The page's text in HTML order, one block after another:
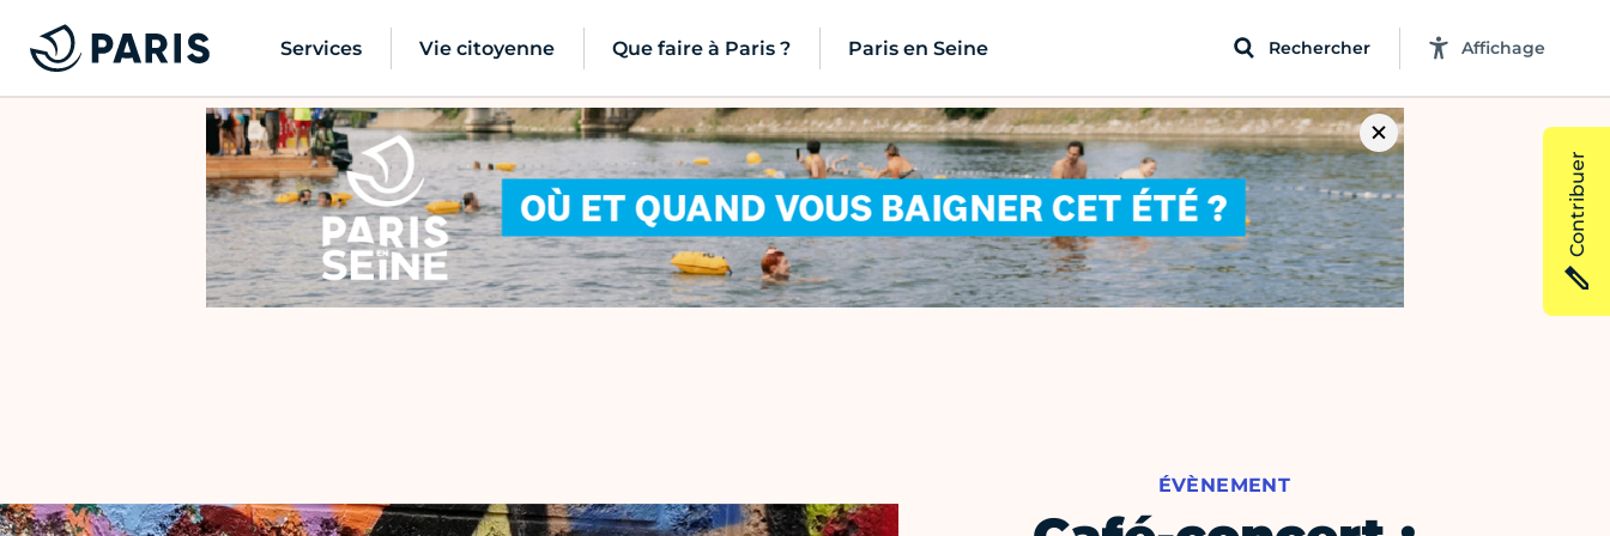
Services Vie citoyenne Que faire à Paris ? Paris en Seine Rechercher Affichage
ÉVÈNEMENT
Contribuer